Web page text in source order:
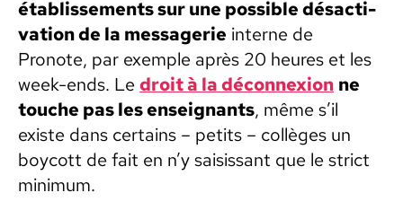
étab­lisse­ments sur une pos­si­ble dés­ac­ti­
va­tion de la mes­sagerie interne de
Pronote, par exem­ple après 20 heures et les
week-ends. Le droit à la décon­nex­ion ne
touche pas les enseignants, même s’il
existe dans cer­tains – petits – col­lèges un
boy­cott de fait en n’y sai­sis­sant que le strict
min­i­mum.